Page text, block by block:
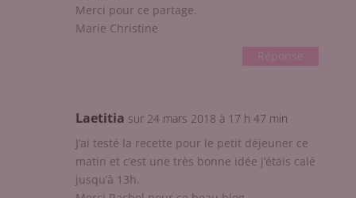
Merci pour ce partage.
Marie Christine
Réponse
Laetitia sur 24 mars 2018 à 17 h 47 min
J’ai testé la recette pour le petit déjeuner ce
matin et c’est une très bonne idée j’étais calé
jusqu’à 13h.